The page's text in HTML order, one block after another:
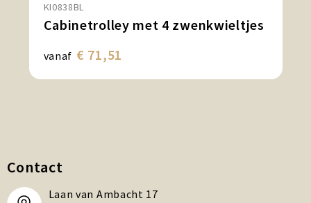
KI0838BL
Cabinetrolley met 4 zwenkwieltjes
vanaf € 71,51
Contact
Laan van Ambacht 17